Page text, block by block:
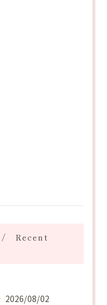
Recent
2026/08/02